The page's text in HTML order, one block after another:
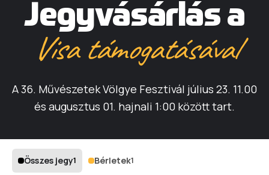
Jegyvásárlás a
Visa támogatásával
A 36. Művészetek Völgye Fesztivál július 23. 11.00
és augusztus 01. hajnali 1:00 között tart.
Összes jegy1 Bérletek1